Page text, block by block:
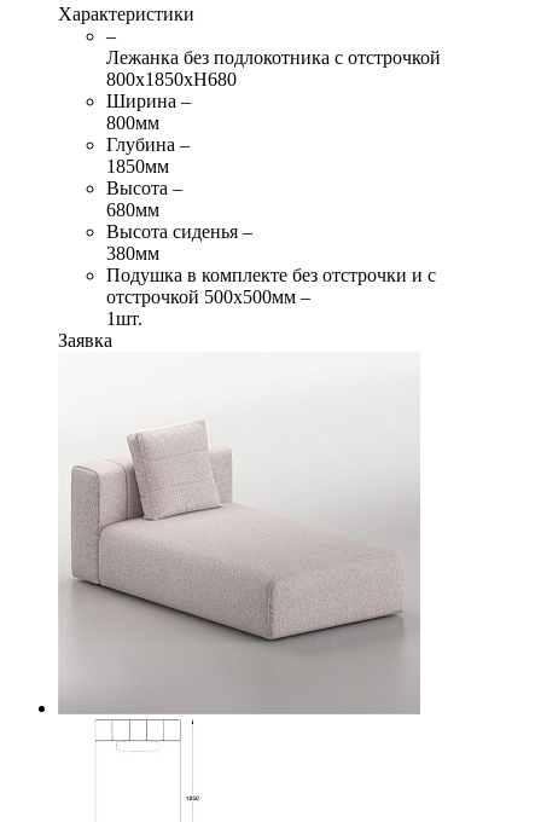
Характеристики
–
Лежанка без подлокотника с отстрочкой
800х1850хН680
Ширина –
800мм
Глубина –
1850мм
Высота –
680мм
Высота сиденья –
380мм
Подушка в комплекте без отстрочки и с
отстрочкой 500х500мм –
1шт.
Заявка